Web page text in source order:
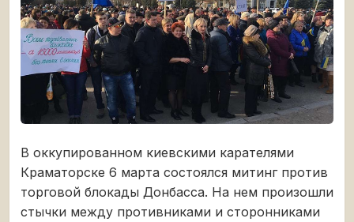
В оккупированном киевскими карателями
Краматорске 6 марта состоялся митинг против
торговой блокады Донбасса. На нем произошли
стычки между противниками и сторонниками